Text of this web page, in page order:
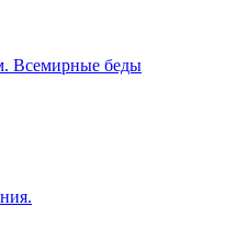
Всемирные беды